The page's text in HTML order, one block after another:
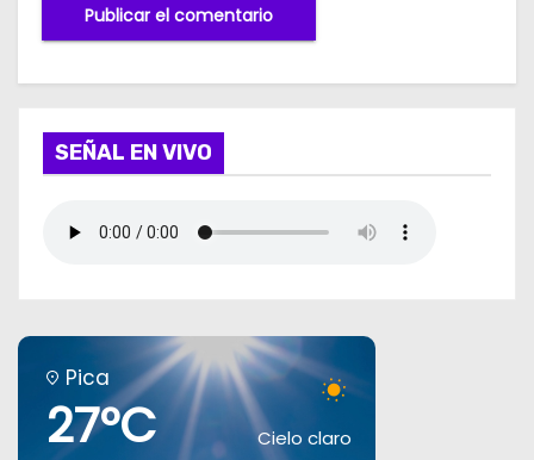
SEÑAL EN VIVO
Pica
27°C Cielo claro